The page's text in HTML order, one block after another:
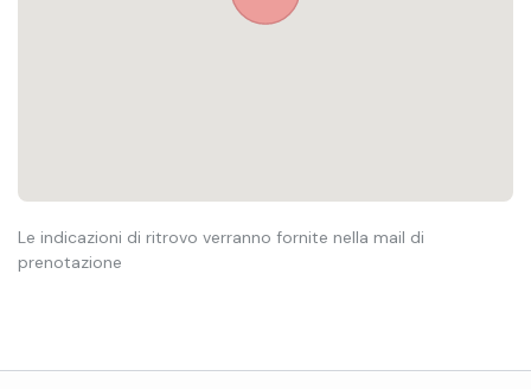
Le indicazioni di ritrovo verranno fornite nella mail di
prenotazione